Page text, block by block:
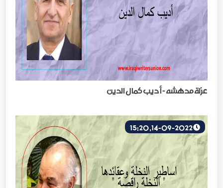
عزلة مدهشه - أديب كمال الدين